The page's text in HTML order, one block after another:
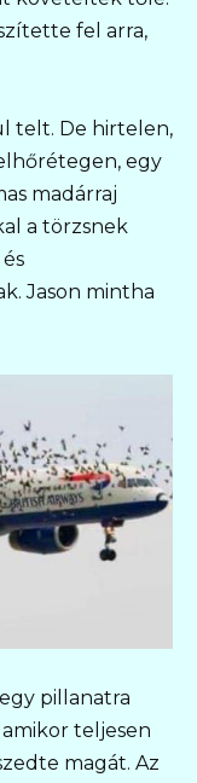
fel arra,
telt. De hirtelen,
egy
madárraj
a törzsnek
Jason mintha
pillanatra
teljesen
magát. Az